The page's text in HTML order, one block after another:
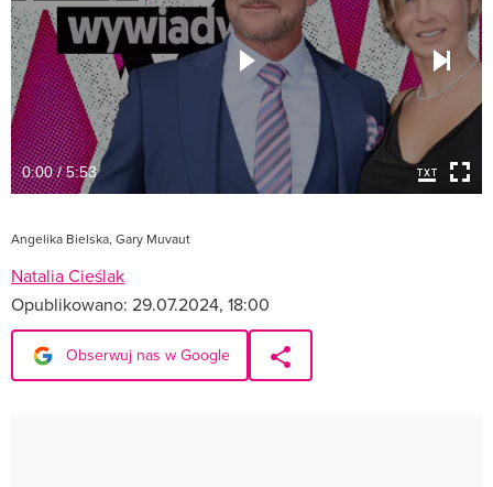
0:00 / 5:53
Angelika Bielska, Gary Muvaut
Natalia Cieślak
Opublikowano: 29.07.2024, 18:00
Obserwuj nas w Google